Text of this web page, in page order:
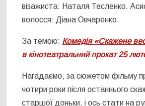
візажиста: Наталя Тесленко.
волосся: Діана Овчаренко.
За темою: Комедія «Скажене
в кінотеатральний прокат 25
Нагадаємо, за сюжетом фільму
чотири роки після останнього
старшої доньки, і ось стати на